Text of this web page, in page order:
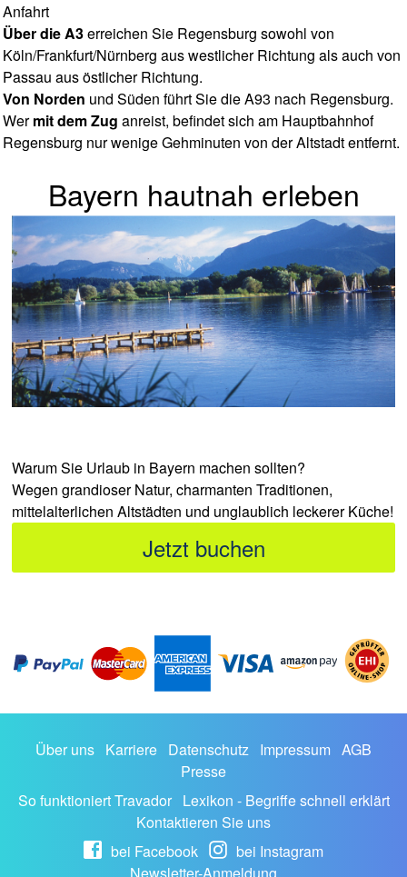
Anfahrt
Über die A3erreichen Sie Regensburg sowohl von
Köln/Frankfurt/Nürnberg aus westlicher Richtung als auch von
Passau aus östlicher Richtung.
Von Norden und Süden führt Sie die A93 nach Regensburg.
Wermit dem Zug anreist, befindet sich am Hauptbahnhof
Regensburg nur wenige Gehminuten von der Altstadt entfernt.
Bayern hautnah erleben
Warum Sie Urlaub in Bayern machen sollten?
Wegen grandioser Natur, charmanten Traditionen,
mittelalterlichen Altstädten und unglaublich leckerer Küche!
Jetzt buchen
Über uns Karriere Datenschutz Impressum AGB
Presse
So funktioniert Travador Lexikon - Begriffe schnell erklärt
Kontaktieren Sie uns
bei Facebook
bei Instagram